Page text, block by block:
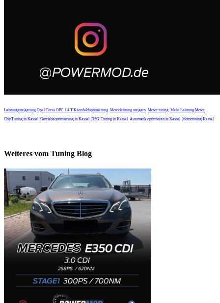
Leistungssteigerung Opel Corsa OPC 1.4 T Kennfeldoptimierung Motorleistung steigern Motor tuning Mehr Leistung Motor
ChipTuning in Kassel Getriebeoptimierung in Kassel DSG-Tuning in Kassel Automatik optimieren in Kassel Motortuning Kassel
Weiteres vom Tuning Blog